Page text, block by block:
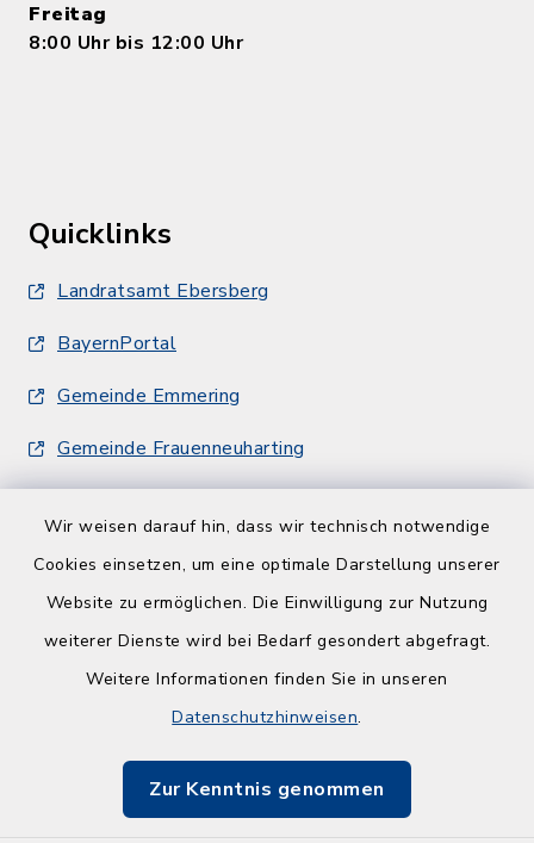
Wir weisen darauf hin, dass wir technisch notwendige
Cookies einsetzen, um eine optimale Darstellung unserer
Website zu ermöglichen. Die Einwilligung zur Nutzung
weiterer Dienste wird bei Bedarf gesondert abgefragt.
Weitere Informationen finden Sie in unseren
Datenschutzhinweisen.
Zur Kenntnis genommen
Freitag
8:00 Uhr bis 12:00 Uhr
Quicklinks
Landratsamt Ebersberg
BayernPortal
Gemeinde Emmering
Gemeinde Frauenneuharting
Barrierefreiheit
Impressum